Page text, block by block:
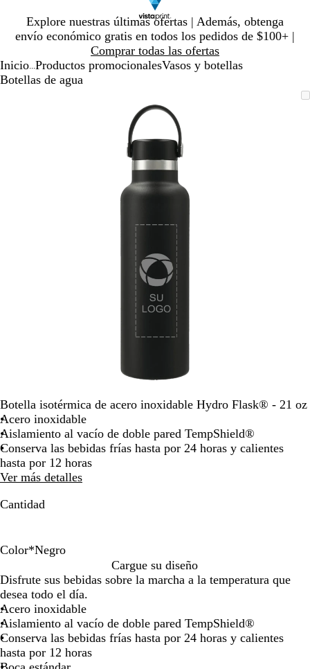
Explore nuestras últimas ofertas | Además, obtenga
envío económico gratis en todos los pedidos de $100+ |
Comprar todas las ofertas
Diapositiva
1
Inicio Productos promocionalesVasos y botellas
Botellas de agua
ampliable
con
zoom
al
mínimo
clic
para
expandir
la
tecla
de
(+)
y
menos
para
acercar/alejar
con
zoom
y
las
teclas
las
arrastrar
Botella isotérmica de acero inoxidable Hydro Flask® - 21 oz
Acero inoxidable
Aislamiento al vacío de doble pared TempShield®
Conserva las bebidas frías hasta por 24 horas y calientes
hasta por 12 horas
Ver más detalles
Cantidad
Color*Negro
e
g
r
o
l
a
n
c
o
Cargue su diseño
Disfrute sus bebidas sobre la marcha a la temperatura que
desea todo el día.
Acero inoxidable
Aislamiento al vacío de doble pared TempShield®
Conserva las bebidas frías hasta por 24 horas y calientes
hasta por 12 horas